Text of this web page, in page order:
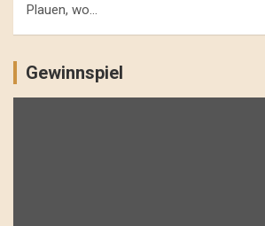
Plauen, wo…
Gewinnspiel